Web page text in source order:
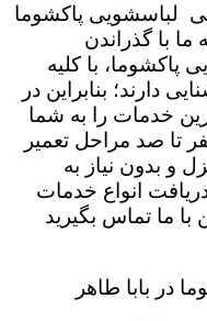
لباسشویی پاکشوما
با گذراندن
پاکشوما، با کلیه
دارند؛ بنابراین در
خدمات را به شما
تا صد مراحل تعمیر
و بدون نیاز به
انواع خدمات
با ما تماس بگیرید
در بابا طاهر